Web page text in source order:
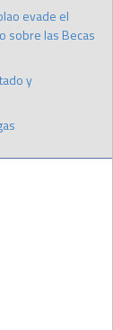
evade el
sobre las Becas
y